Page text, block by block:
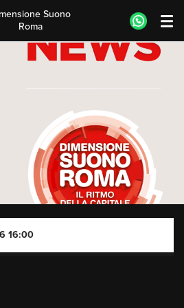
Suono
Roma
16:00